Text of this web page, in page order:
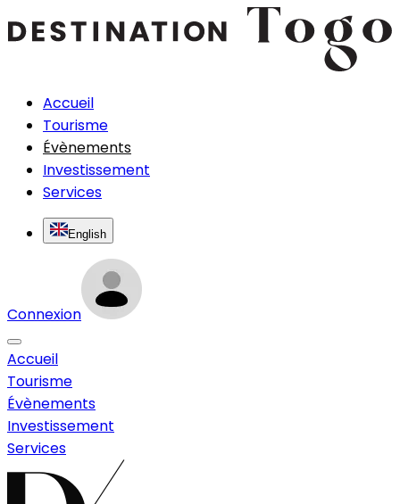
Accueil
Tourisme
Évènements
Investissement
Services
English
Connexion
Accueil
Tourisme
Évènements
Investissement
Services